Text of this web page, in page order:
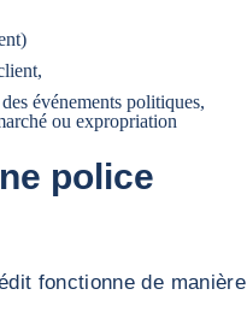
événements politiques,
ou expropriation
police
fonctionne de manière